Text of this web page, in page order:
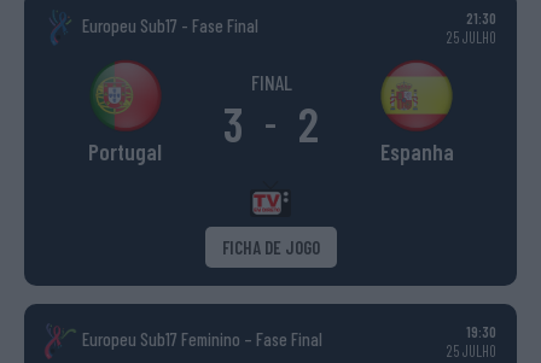
Europeu Sub17 - Fase Final
21:30
25 JULHO
Portugal
FINAL
3 - 2 Espanha
FICHA DE JOGO
Europeu Sub17 Feminino – Fase Final
19:30
25 JULHO